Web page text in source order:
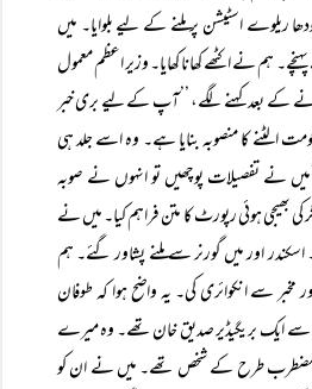
ریلوے اسٹیشن پر ملنے کے لیے بلوایا۔ میں
ہم نے اکٹھے کھانا کھایا۔ وزیر اعظم معمول
کے بعد کہنے لگے، ’’آپ کے لیے بری خبر
الٹنے کا منصوبہ بنایا ہے۔ وہ اسے جلد ہی
نے تفصیلات پوچھیں تو انہوں نے صوبہ
بھیجی ہوئی رپورٹ کا متن فراہم کیا۔ میں نے
اسکندر اور میں گورنر سے ملنے پشاور گئے۔ ہم
مخبر سے انکوائری کی۔ یہ واضح ہوا کہ طوفان
ایک بریگیڈیر صدیق خان تھے۔ وہ میرے
مضطرب طرح کے شخص تھے۔ میں نے ان کو